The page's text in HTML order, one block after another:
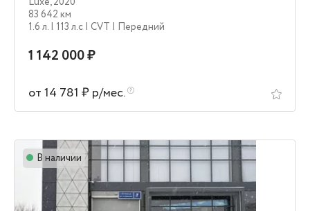
83 642 км
1.6 л. | 113 л.c | CVT | Передний
1 142 000 ₽
от 14 781 ₽ р/мес.
В наличии